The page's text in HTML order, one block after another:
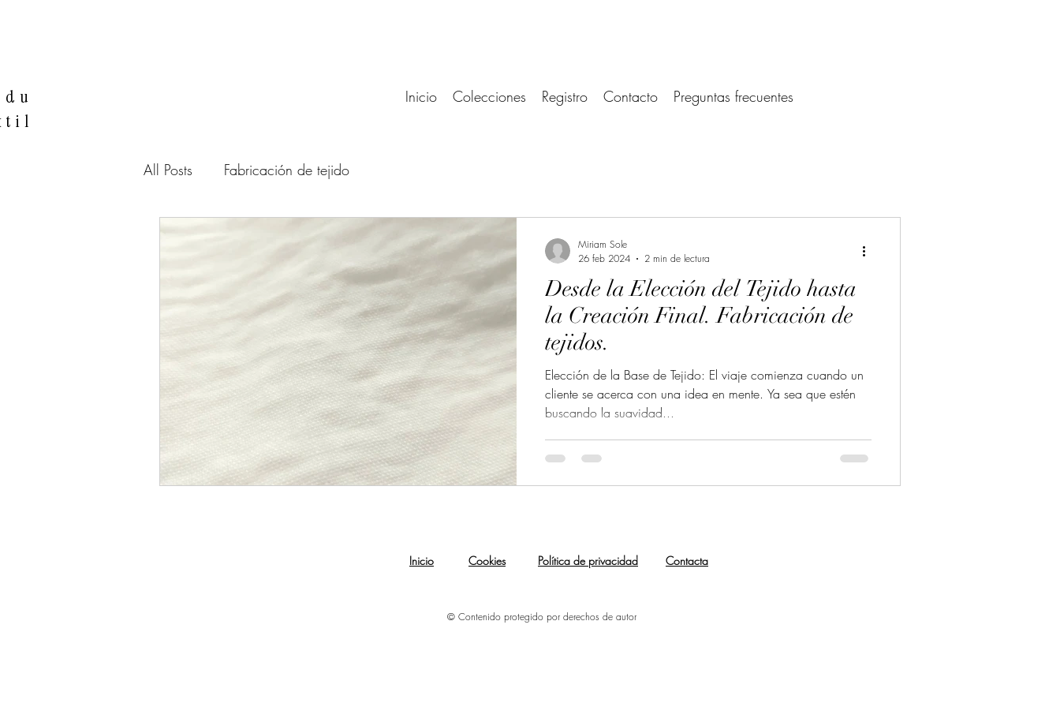
Inicio Colecciones Registro Contacto Preguntas frecuentes
All Posts Fabricación de tejido
Desde la Elección del Tejido hasta
la Creación Final. Fabricación de
tejidos.
Elección de la Base de Tejido: El viaje comienza cuando un
cliente se acerca con una idea en mente. Ya sea que estén
buscando la suavidad...
Miriam Sole
26 feb 2024
2 min de lectura
Inicio Cookies Política de privacidad Contacta
© Contenido protegido por derechos de autor